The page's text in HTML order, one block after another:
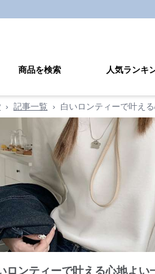
商品を検索 人気ランキ
› 記事一覧 › 白いロンティーで叶え
ロンティーで叶える心地よい